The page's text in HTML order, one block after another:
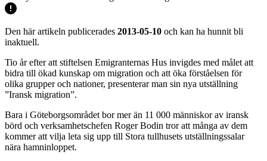
Den här artikeln publicerades 2013-05-10 och kan ha hunnit bli
inaktuell.
Tio år efter att stiftelsen Emigranternas Hus invigdes med målet att
bidra till ökad kunskap om migration och att öka förståelsen för
olika grupper och nationer, presenterar man sin nya utställning
”Iransk migration”.
Bara i Göteborgsområdet bor mer än 11 000 människor av iransk
börd och verksamhetschefen Roger Bodin tror att många av dem
kommer att vilja leta sig upp till Stora tullhusets utställningssalar
nära hamninloppet.